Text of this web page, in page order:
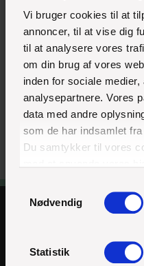
Vi bruger cookies til at
annoncer, til at vise dig
til at analysere vores
om din brug af vores
inden for sociale
analysepartnere. Vores
data med andre
som de har indsamlet
Du samtykker til vores
Nødvendig
Statistik